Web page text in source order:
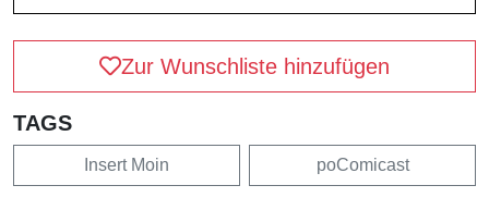
Zur Wunschliste hinzufügen
TAGS
Insert Moin poComicast